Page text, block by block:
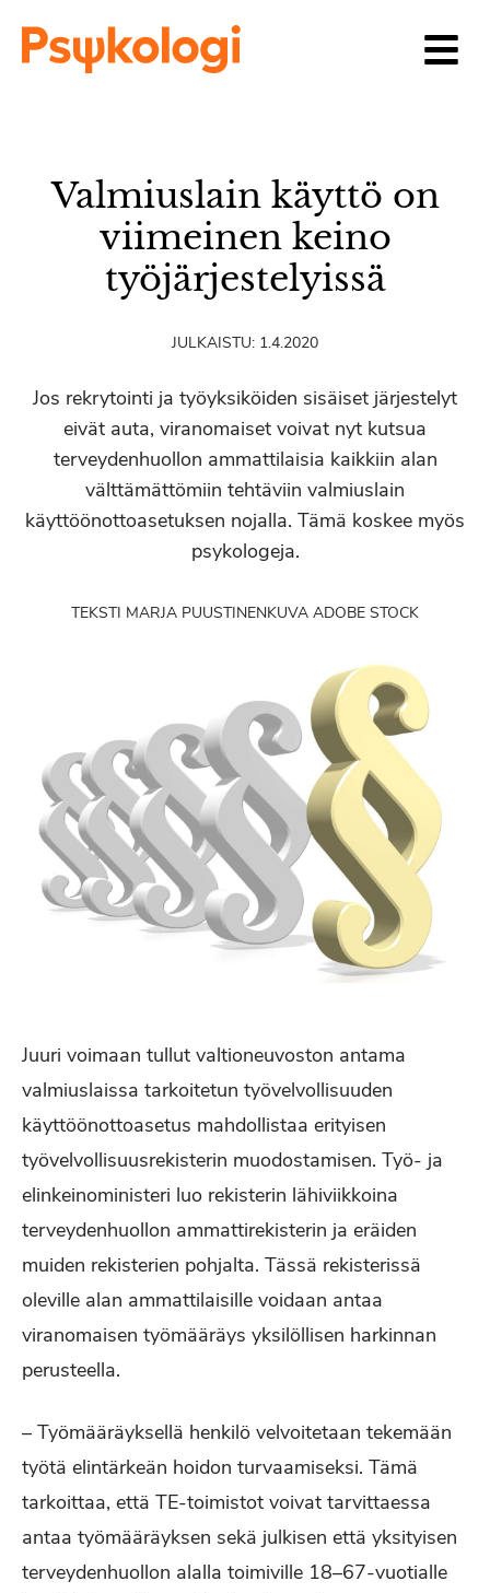
Valmiuslain käyttö on
viimeinen keino
työjärjestelyissä
JULKAISTU: 1.4.2020
Jos rekrytointi ja työyksiköiden sisäiset järjestelyt
eivät auta, viranomaiset voivat nyt kutsua
terveydenhuollon ammattilaisia kaikkiin alan
välttämättömiin tehtäviin valmiuslain
käyttöönottoasetuksen nojalla. Tämä koskee myös
psykologeja.
TEKSTI MARJA PUUSTINENKUVA ADOBE STOCK
Juuri voimaan tullut valtioneuvoston antama
valmiuslaissa tarkoitetun työvelvollisuuden
käyttöönottoasetus mahdollistaa erityisen
työvelvollisuusrekisterin muodostamisen. Työ- ja
elinkeinoministeri luo rekisterin lähiviikkoina
terveydenhuollon ammattirekisterin ja eräiden
muiden rekisterien pohjalta. Tässä rekisterissä
oleville alan ammattilaisille voidaan antaa
viranomaisen työmääräys yksilöllisen harkinnan
perusteella.
– Työmääräyksellä henkilö velvoitetaan tekemään
työtä elintärkeän hoidon turvaamiseksi. Tämä
tarkoittaa, että TE-toimistot voivat tarvittaessa
antaa työmääräyksen sekä julkisen että yksityisen
terveydenhuollon alalla toimiville 18–67-vuotialle